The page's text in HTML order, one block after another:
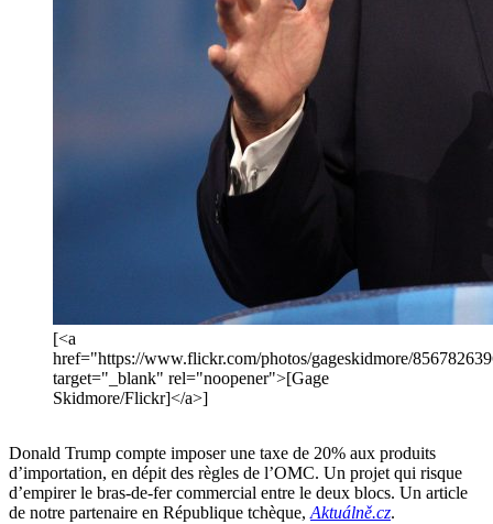
[<a
href="https://www.flickr.com/photos/gageskidmore/
target="_blank" rel="noopener">[Gage
Skidmore/Flickr]</a>]
Donald Trump compte imposer une taxe de 20% aux produits
d’importation, en dépit des règles de l’OMC. Un projet qui risque
d’empirer le bras-de-fer commercial entre le deux blocs. Un article
de notre partenaire en République tchèque, Aktuálně.cz.